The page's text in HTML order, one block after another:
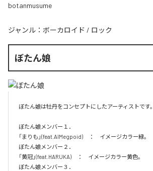
botanmusume
ジャンル： ボーカロイド / ロック
ぼたん娘
ぼたん娘は牡丹をコンセプトにしたアーティストです。
ぼたん娘メンバー１．
「まりも」(feat.AIMegpoid)　：　イメージカラー緑。
ぼたん娘メンバー２．
「黄冠」(feat.HARUKA)　：　イメージカラー黄色。
ぼたん娘メンバー３．